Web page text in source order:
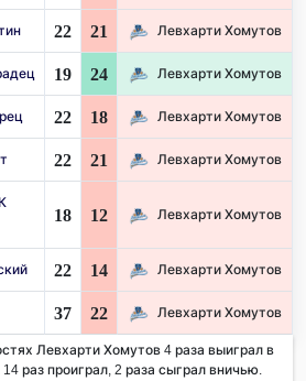
22 21 Левхарти Хомутов
19 24 Левхарти Хомутов
22 18 Левхарти Хомутов
22 21 Левхарти Хомутов
18 12 Левхарти Хомутов
22 14 Левхарти Хомутов
37 22 Левхарти Хомутов
Левхарти Хомутов 4 раза выиграл в
раз проиграл, 2 раза сыграл вничью.